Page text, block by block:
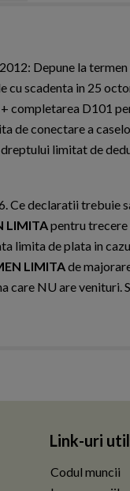
Depune la
cu scadenta in 25
+ completarea D101
de conectare a
limitat de
Ce declaratii trebuie
LIMITApentru
limita de plata in
LIMITAde
care NU are venituri.
Link-uri
Codul muncii